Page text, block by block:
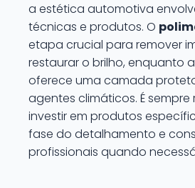
a estética automotiva
técnicas e produtos. O
etapa crucial para remover
restaurar o brilho, enquanto a
oferece uma camada
agentes climáticos. É
investir em produtos
fase do detalhamento e
profissionais quando